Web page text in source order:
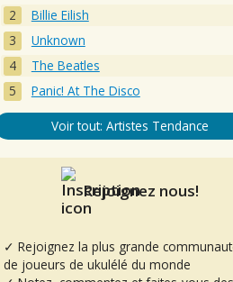
Billie Eilish
Unknown
The Beatles
Panic! At The Disco
Voir tout: Artistes Tendance
Rejoignez nous!
✓ Rejoignez la plus grande
de joueurs de ukulélé du monde